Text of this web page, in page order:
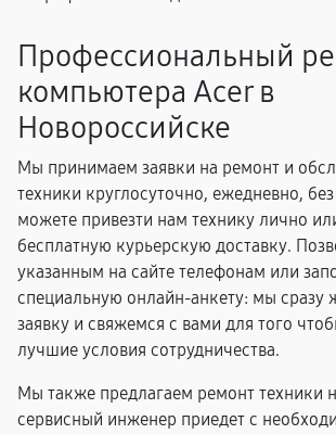
Профессиональный
компьютера Acer в
Новороссийске
Мы принимаем заявки на ремонт и
техники круглосуточно, ежедневно,
можете привезти нам технику лично
бесплатную курьерскую доставку.
указанным на сайте телефонам или
специальную онлайн-анкету: мы сразу
заявку и свяжемся с вами для того
лучшие условия сотрудничества.
Мы также предлагаем ремонт техники
сервисный инженер приедет с